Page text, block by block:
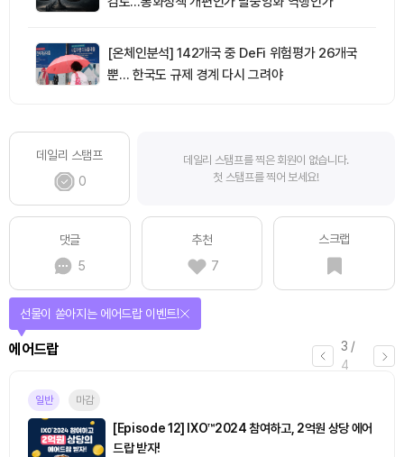
[온체인분석] 142개국 중 DeFi 위험평가 26개국
뿐… 한국도 규제 경계 다시 그려야
데일리 스탬프
0
데일리 스탬프를 찍은 회원이 없습니다.
첫 스탬프를 찍어 보세요!
댓글
5
추천
7
스크랩
3 /
4
에어드랍
선물이 쏟아지는 에어드랍 이벤트!
일반 마감
[Episode 12] IXO™2024 참여하고, 2억원 상당 에어
드랍 받자!